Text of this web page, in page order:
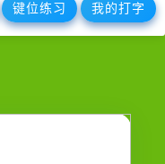
键位练习 我的打字